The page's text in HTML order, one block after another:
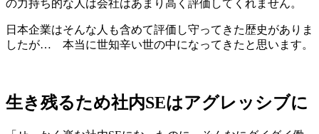
の力持ち的な人は会社はあまり高く評価してくれません。
日本企業はそんな人も含めて評価し守ってきた歴史がありま
したが… 本当に世知辛い世の中になってきたと思います。
生き残るため社内SEはアグレッシブに